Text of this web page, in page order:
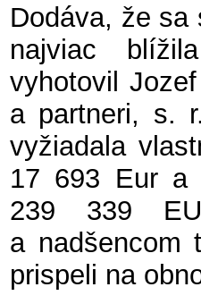
Dodáva, že sa
najviac
vyhotovil
a partneri, s.
vyžiadala
17 693 Eur a
239 339
a nadšencom
prispeli na